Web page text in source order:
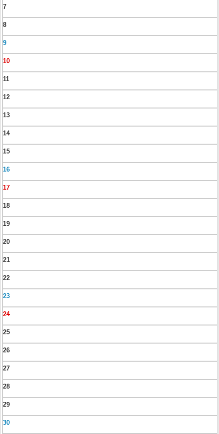
7
8
9
10
11
12
13
14
15
16
17
18
19
20
21
22
23
24
25
26
27
28
29
30